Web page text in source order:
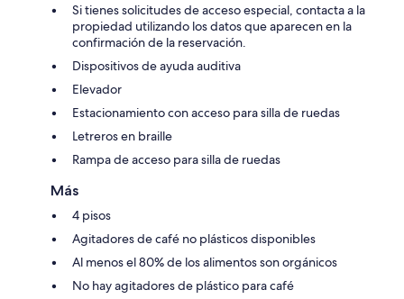
Si tienes solicitudes de acceso especial, contacta a la
propiedad utilizando los datos que aparecen en la
confirmación de la reservación.
Dispositivos de ayuda auditiva
Elevador
Estacionamiento con acceso para silla de ruedas
Letreros en braille
Rampa de acceso para silla de ruedas
Más
4 pisos
Agitadores de café no plásticos disponibles
Al menos el 80% de los alimentos son orgánicos
No hay agitadores de plástico para café